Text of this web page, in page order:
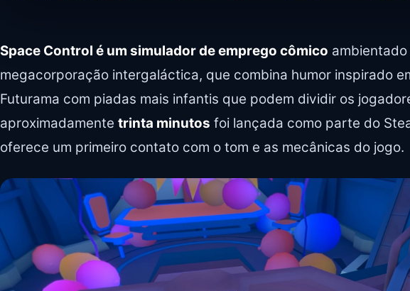
Space Control é um simulador de emprego cômico ambientado
megacorporação intergaláctica, que combina humor inspirado
Futurama com piadas mais infantis que podem dividir os
aproximadamente trinta minutos foi lançada como parte do
oferece um primeiro contato com o tom e as mecânicas do jogo.